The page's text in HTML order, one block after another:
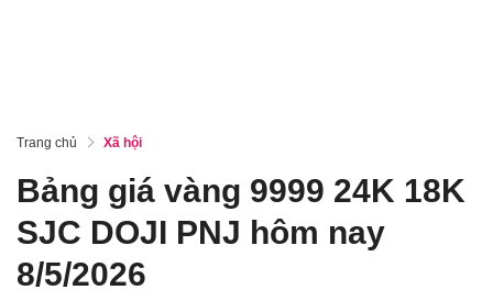
Trang chủ Xã hội
Bảng giá vàng 9999 24K 18K
SJC DOJI PNJ hôm nay
8/5/2026